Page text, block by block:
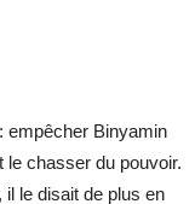
empêcher Binyamin
le chasser du pouvoir.
le disait de plus en